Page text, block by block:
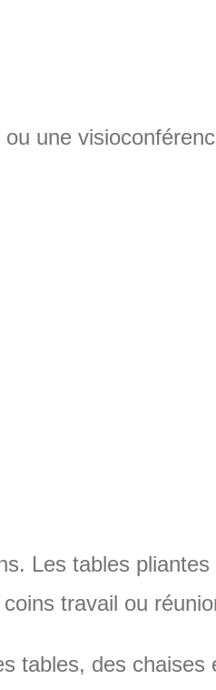
une
Les tables
travail ou
tables, des chaises